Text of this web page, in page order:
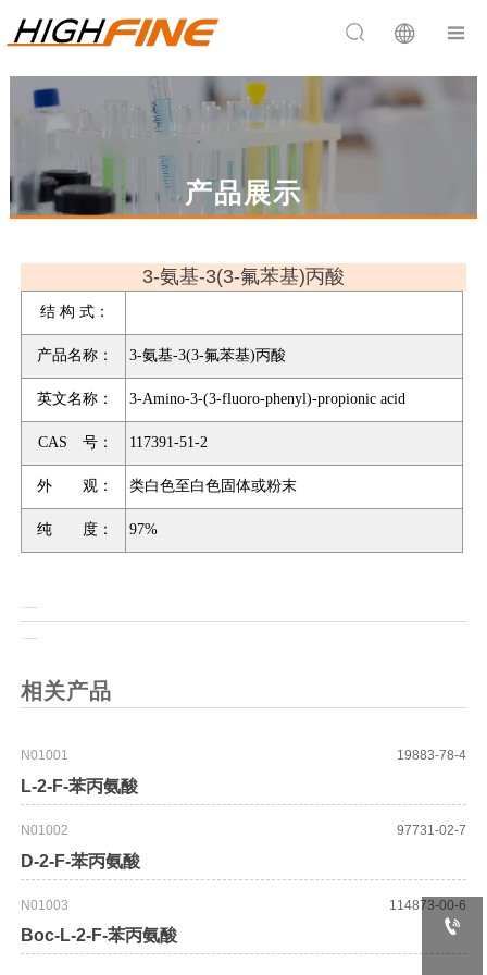
 
产品展示
3-氨基-3(3-氟苯基)丙酸
结 构 式：
产品名称： 3-氨基-3(3-氟苯基)丙酸
英文名称： 3-Amino-3-(3-fluoro-phenyl)-propionic acid
CAS 号： 117391-51-2
外 观： 类白色至白色固体或粉末
纯 度： 97%
相关产品
N01001
L-2-F-苯丙氨酸
19883-78-4
N01002
D-2-F-苯丙氨酸
97731-02-7
N01003
Boc-L-2-F-苯丙氨酸
114873-00-6
